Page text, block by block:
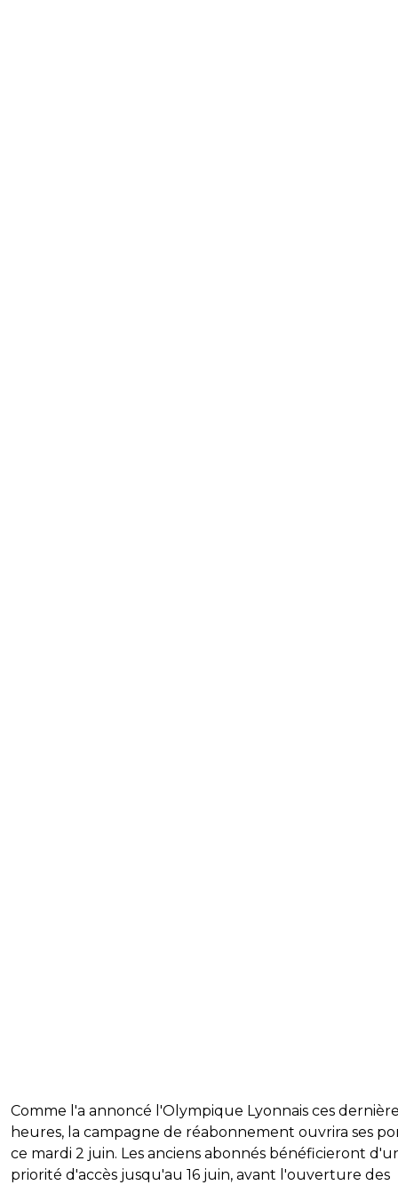
Comme l'a annoncé l'Olympique Lyonnais ces
heures, la campagne de réabonnement ouvrira ses
ce mardi 2 juin. Les anciens abonnés bénéficieront
priorité d'accès jusqu'au 16 juin, avant l'ouverture des